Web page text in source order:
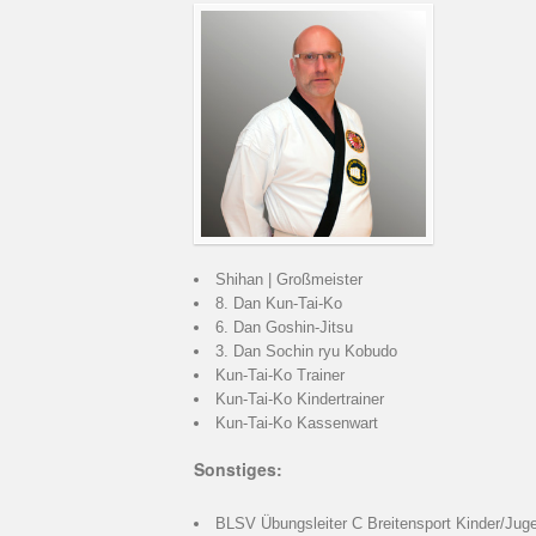
Shihan | Großmeister
8. Dan Kun-Tai-Ko
6. Dan Goshin-Jitsu
3. Dan Sochin ryu Kobudo
Kun-Tai-Ko Trainer
Kun-Tai-Ko Kindertrainer
Kun-Tai-Ko Kassenwart
Sonstiges:
BLSV Übungsleiter C Breitensport Kinder/